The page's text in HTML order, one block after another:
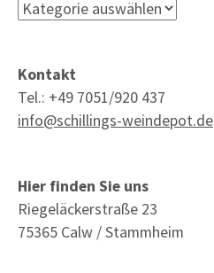
Kategorien
Kontakt
Tel.: +49 7051/920 437
info@schillings-weindepot.de
Hier finden Sie uns
Riegeläckerstraße 23
75365 Calw / Stammheim